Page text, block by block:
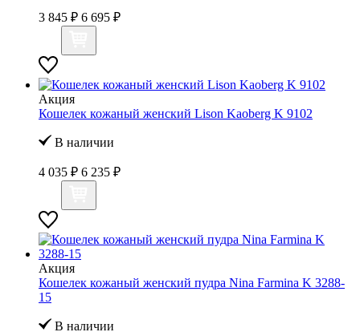
3 845 ₽ 6 695 ₽
Акция
Кошелек кожаный женский Lison Kaoberg K 9102
В наличии
4 035 ₽ 6 235 ₽
Акция
Кошелек кожаный женский пудра Nina Farmina K 3288-
15
В наличии